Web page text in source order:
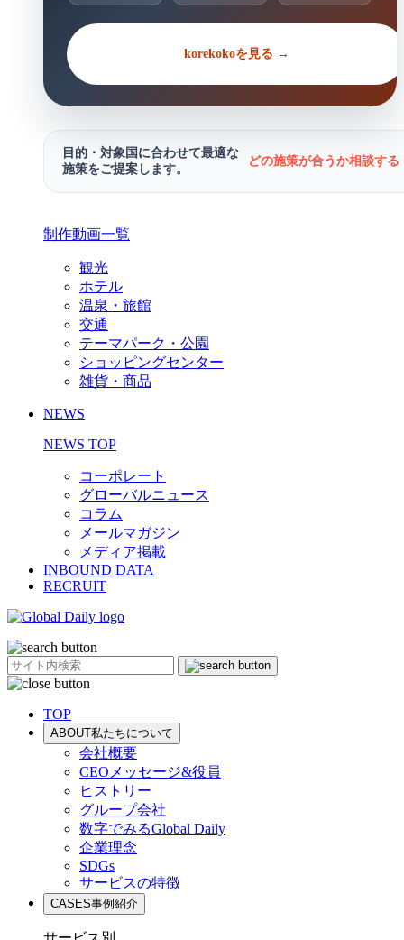
korekokoを見る →
目的・対象国に合わせて最適な
施策をご提案します。
どの施策が合うか相談す
制作動画一覧
観光
ホテル
温泉・旅館
交通
テーマパーク・公園
ショッピングセンター
雑貨・商品
NEWS
NEWS TOP
コーポレート
グローバルニュース
コラム
メールマガジン
メディア掲載
INBOUND DATA
RECRUIT
TOP
ABOUT私たちについて
会社概要
CEOメッセージ&役員
ヒストリー
グループ会社
数字でみるGlobal Daily
企業理念
SDGs
サービスの特徴
CASES事例紹介